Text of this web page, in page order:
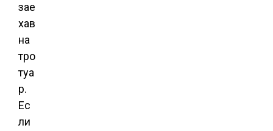
зае
хав
на
тро
туа
р.
Ес
ли